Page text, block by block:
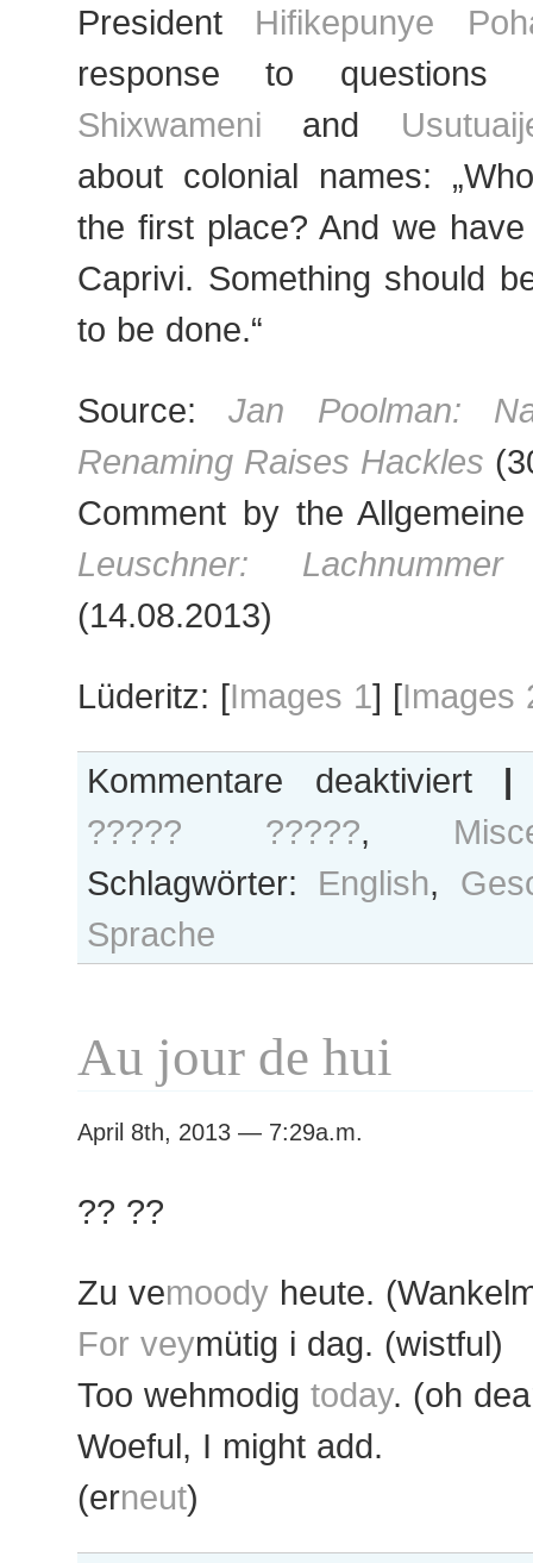
President Hifikepunye
response to
Shixwameni and
about colonial names:
the first place? And we
Caprivi. Something should
to be done.“
Source:Jan Poolman:
Renaming Raises Hackles
Comment by the
Leuschner:
(14.08.2013)
Lüderitz: [Images 1] [Images
Kommentare deaktiviert
&
names,
|
????? ?????,
Schlagwörter: English,
Sprache
Au jour de hui
April 8th, 2013 — 7:29a.m.
?? ??
Zu vemoody heute.
For veymütig i dag. (wistful)
Too wehmodig today. (oh
Woeful, I might add.
(erneut)